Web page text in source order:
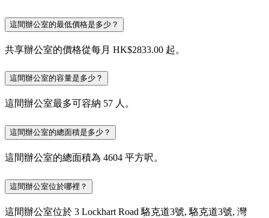
這間辦公室的最低價格是多少？
共享辦公室的價格從每月 HK$2833.00 起。
這間辦公室的容量是多少？
這間辦公室最多可容納 57 人。
這間辦公室的總面積是多少？
這間辦公室的總面積為 4604 平方呎。
這間辦公室位於哪裡？
這間辦公室位於 3 Lockhart Road 駱克道3號, 駱克道3號, 灣